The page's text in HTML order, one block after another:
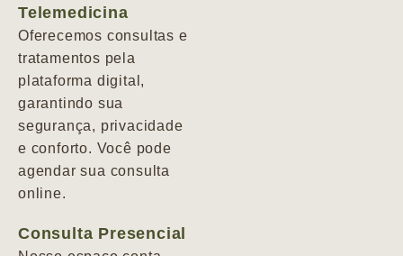
Telemedicina
Oferecemos consultas e
tratamentos pela
plataforma digital,
garantindo sua
segurança, privacidade
e conforto. Você pode
agendar sua consulta
online.
Consulta Presencial